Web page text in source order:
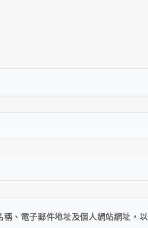
稱、電子郵件地址及個人網站網址，